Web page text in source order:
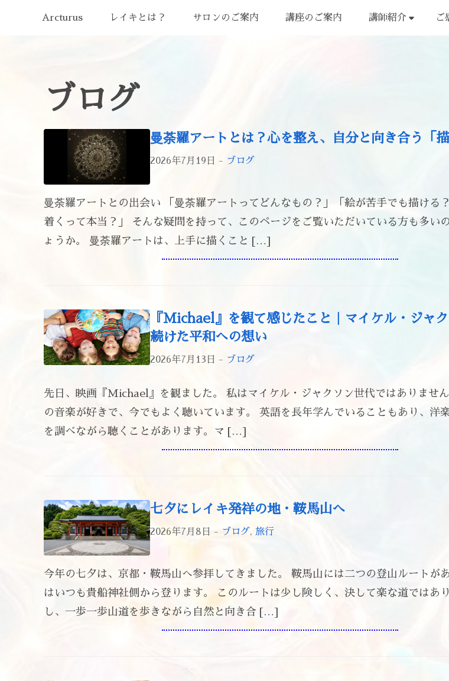
Arcturus レイキとは？ サロンのご案内 講座のご案内 講師紹介 ご
ブログ
曼荼羅アートとは？心を整え、自分と向き合う「描
2026年7月19日 - ブログ
曼荼羅アートとの出会い 「曼荼羅アートってどんなもの？」「絵が苦手でも描ける
着くって本当？」 そんな疑問を持って、このページをご覧いただいている方も多い
ょうか。 曼荼羅アートは、上手に描くこと […]
『Michael』を観て感じたこと｜マイケル・ジャ
続けた平和への想い
2026年7月13日 - ブログ
先日、映画『Michael』を観ました。 私はマイケル・ジャクソン世代ではありませ
の音楽が好きで、今でもよく聴いています。 英語を長年学んでいることもあり、洋
を調べながら聴くことがあります。マ […]
七夕にレイキ発祥の地・鞍馬山へ
2026年7月8日 - ブログ, 旅行
今年の七夕は、京都・鞍馬山へ参拝してきました。 鞍馬山には二つの登山ルートが
はいつも貴船神社側から登ります。 このルートは少し険しく、決して楽な道ではあ
し、一歩一歩山道を歩きながら自然と向き合 […]